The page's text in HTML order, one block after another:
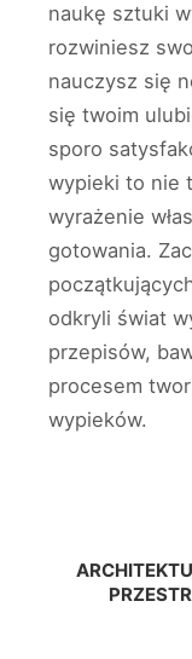
naukę sztuki
rozwiniesz
nauczysz się
się twoim
sporo
wypieki to nie
wyrażenie
gotowania.
odkryli świat
przepisów,
procesem
wypieków.